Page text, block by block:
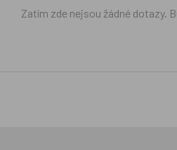
Zatím zde nejsou žádné dotazy.